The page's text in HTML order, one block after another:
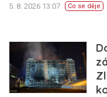
5. 8. 2026 13:07 Co se děje